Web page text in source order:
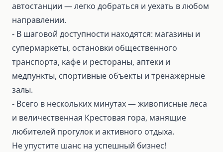
автостанции — легко добраться и уехать в любом
направлении.
- В шаговой доступности находятся: магазины и
супермаркеты, остановки общественного
транспорта, кафе и рестораны, аптеки и
медпункты, спортивные объекты и тренажерные
залы.
- Всего в нескольких минутах — живописные леса
и величественная Крестовая гора, манящие
любителей прогулок и активного отдыха.
Не упустите шанс на успешный бизнес!